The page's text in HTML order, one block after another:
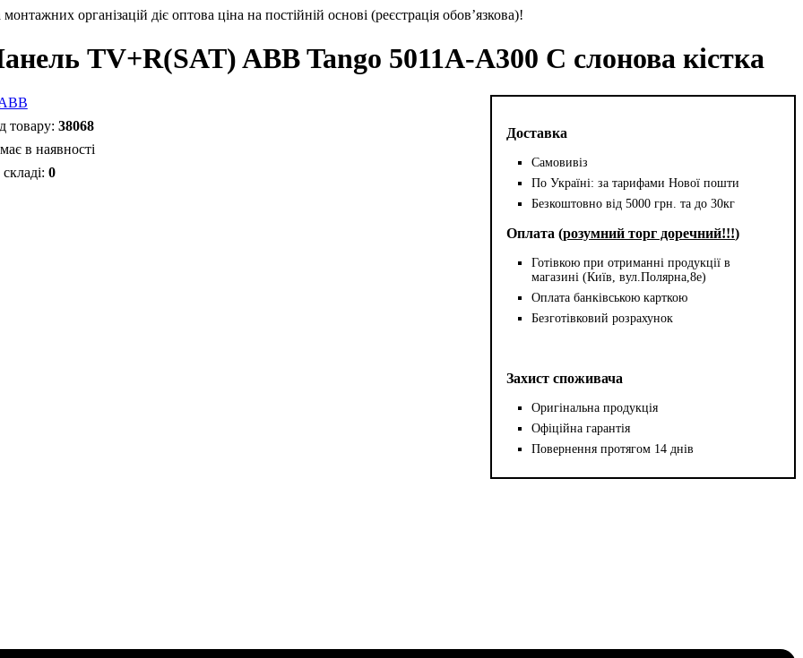
організацій діє оптова ціна на постійній основі (реєстрація обов’язкова)!
TV+R(SAT) ABB Tango 5011A-A300 C слонова кістка
Доставка
Самовивіз
По Україні: за тарифами Нової пошти
Безкоштовно від 5000 грн. та до 30кг
Оплата (розумний торг доречний!!!)
Готівкою при отриманні продукції в
магазині (Київ, вул.Полярна,8е)
Оплата банківською карткою
Безготівковий розрахунок
Захист споживача
Оригінальна продукція
Офіційна гарантія
Повернення протягом 14 днів
38068
в наявності
0